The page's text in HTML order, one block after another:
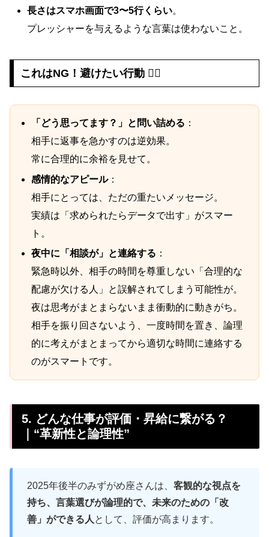
長さはスマホ画面で3〜5行くらい。
プレッシャーを与えるような言葉は使わないこと。
これはNG！避けたい行動 🙅‍♀️
「どう思ってます？」と問い詰める ：
相手に返事を急かすのは逆効果。
常に合理的に余裕を見せて。
感情的なアピール：
相手にとっては、ただの重たいメッセージ。
実績は「求められたらデータで出す」がスマー
ト。
夜中に「相談が」と連絡する ：
緊急時以外、相手の時間を尊重しない「合理的な
配慮が欠ける人」と誤解されてしまう可能性が。
夜は思考がまとまらないまま衝動的に動きがち。
相手を振り回さないよう、一度時間を置き、論理
的に考えがまとまってから適切な時間に連絡する
のがスマートです。
5. どんな仕事が評価・昇給に繋がる？
｜“革新性と論理性”
2025年後半のみずがめ座さんは、 客観的な視点を
持ち、言葉選びが論理的で、未来のための「改
善」ができる人 として、評価が高まります。